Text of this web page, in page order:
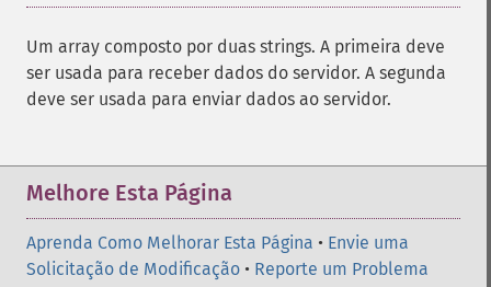
Um array composto por duas strings. A primeira deve
ser usada para receber dados do servidor. A segunda
deve ser usada para enviar dados ao servidor.
Melhore Esta Página
Aprenda Como Melhorar Esta Página • Envie uma
Solicitação de Modificação • Reporte um Problema